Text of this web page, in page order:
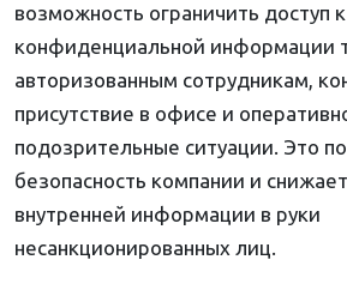
возможность ограничить доступ к
конфиденциальной информации
авторизованным сотрудникам,
присутствие в офисе и
подозрительные ситуации. Это
безопасность компании и
внутренней информации в руки
несанкционированных лиц.